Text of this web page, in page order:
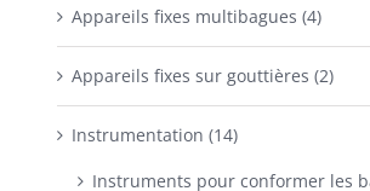
Appareils fixes multibagues (4)
Appareils fixes sur gouttières (2)
Instrumentation (14)
Instruments pour conformer les